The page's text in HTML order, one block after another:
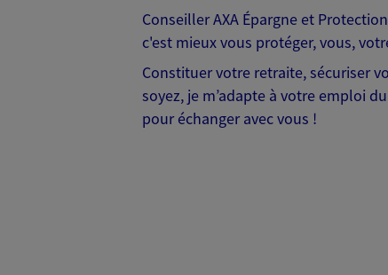
Conseiller AXA Épargne et
c'est mieux vous protéger, vous,
Constituer votre retraite, sécuriser
soyez, je m’adapte à votre emploi
pour échanger avec vous !